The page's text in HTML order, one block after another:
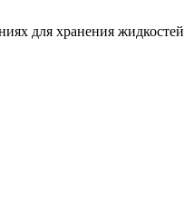
для хранения жидкостей